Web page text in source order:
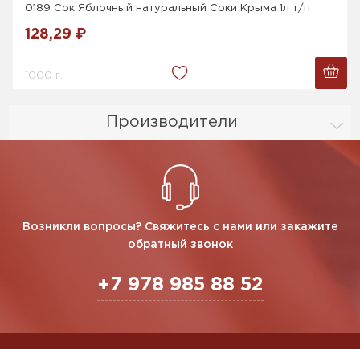
Производители
0189 Сок Яблочный натуральный Соки Крыма 1л т/п
128,29 ₽
1000 г.
Возникли вопросы? Свяжитесь с нами или закажите
обратный звонок
+7 978 985 88 52